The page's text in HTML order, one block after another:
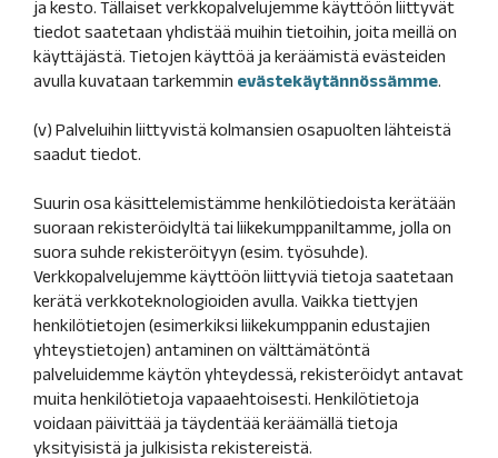
ja kesto. Tällaiset verkkopalvelujemme käyttöön liittyvät
tiedot saatetaan yhdistää muihin tietoihin, joita meillä on
käyttäjästä. Tietojen käyttöä ja keräämistä evästeiden
avulla kuvataan tarkemmin evästekäytännössämme.
(v) Palveluihin liittyvistä kolmansien osapuolten lähteistä
saadut tiedot.
Suurin osa käsittelemistämme henkilötiedoista kerätään
suoraan rekisteröidyltä tai liikekumppaniltamme, jolla on
suora suhde rekisteröityyn (esim. työsuhde).
Verkkopalvelujemme käyttöön liittyviä tietoja saatetaan
kerätä verkkoteknologioiden avulla. Vaikka tiettyjen
henkilötietojen (esimerkiksi liikekumppanin edustajien
yhteystietojen) antaminen on välttämätöntä
palveluidemme käytön yhteydessä, rekisteröidyt antavat
muita henkilötietoja vapaaehtoisesti. Henkilötietoja
voidaan päivittää ja täydentää keräämällä tietoja
yksityisistä ja julkisista rekistereistä.